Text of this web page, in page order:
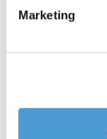
Marketing
29 DE ENERO 2026